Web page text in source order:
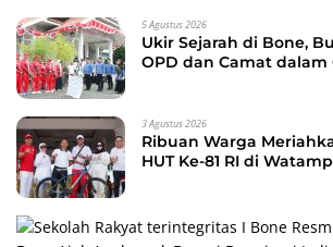
5 Agustus 2026
Ukir Sejarah di Bone,
OPD dan Camat dalam
3 Agustus 2026
Ribuan Warga
HUT Ke-81 RI di
Membangun Daerah